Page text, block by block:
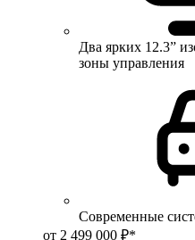
Два ярких 12.3”
зоны управления
Современные
от 2 499 000 ₽*